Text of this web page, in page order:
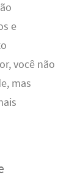
e
você não
mas